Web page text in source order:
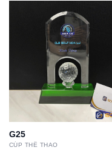
G25
CÚP THỂ THAO